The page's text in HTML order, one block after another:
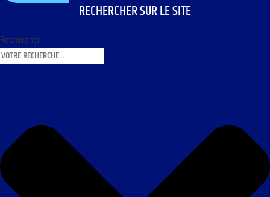
RECHERCHER SUR LE SITE
Rechercher